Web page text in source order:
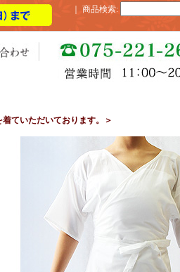
商品検索:
ていただいております。＞